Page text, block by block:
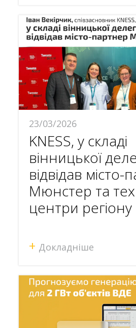
23/03/2026
KNESS, у складі
вінницької
відвідав місто-
Мюнстер та
центри регіону
+ Докладніше